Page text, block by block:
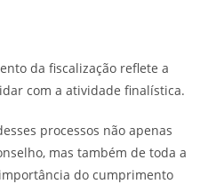
da fiscalização reflete a
com a atividade finalística.
processos não apenas
mas também de toda a
do cumprimento